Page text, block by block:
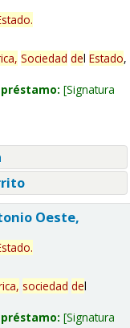
.
Sociedad del Estado,
Signatura
Oeste,
.
sociedad del
Signatura